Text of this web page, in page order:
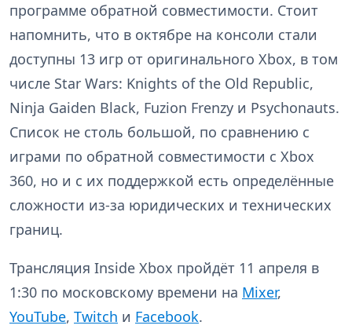
программе обратной совместимости. Стоит
напомнить, что в октябре на консоли стали
доступны 13 игр от оригинального Xbox, в том
числе Star Wars: Knights of the Old Republic,
Ninja Gaiden Black, Fuzion Frenzy и Psychonauts.
Список не столь большой, по сравнению с
играми по обратной совместимости с Xbox
360, но и с их поддержкой есть определённые
сложности из-за юридических и технических
границ.
Трансляция Inside Xbox пройдёт 11 апреля в
1:30 по московскому времени на Mixer,
YouTube, Twitch и Facebook.